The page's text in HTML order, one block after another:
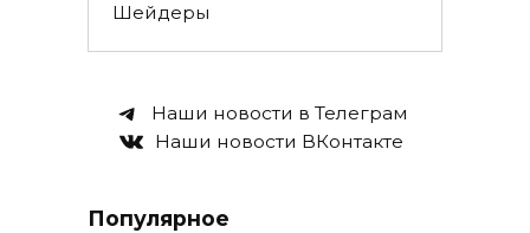
Шейдеры
Наши новости в Телеграм
Наши новости ВКонтакте
Популярное